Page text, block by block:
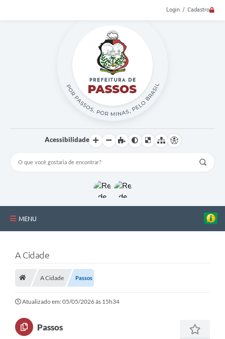
Login / Cadastro
Acessibilidade
MENU
Telefones Úteis
Estrutura Administrativa
Galeria de Fotos
A Cidade
A Cidade Passos
Atualizado em: 05/05/2026 às 15h34
Passos